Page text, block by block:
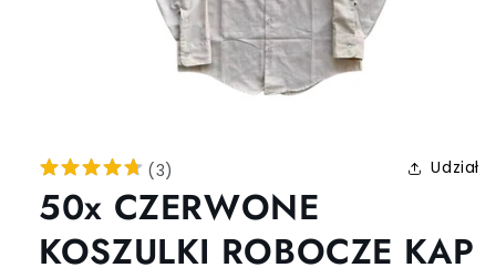
(3) Udział
50x CZERWONE
KOSZULKI ROBOCZE KAP